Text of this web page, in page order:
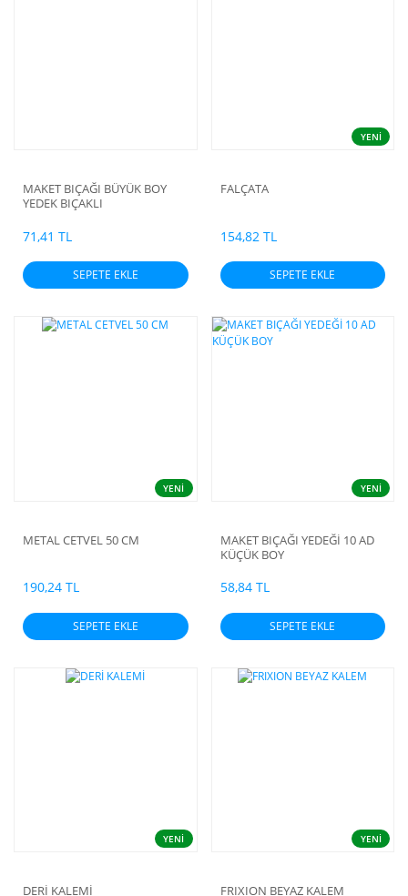
MAKET BIÇAĞI BÜYÜK BOY
YEDEK BIÇAKLI
71,41 TL
SEPETE EKLE
YENİ
FALÇATA
154,82 TL
SEPETE EKLE
YENİ
METAL CETVEL 50 CM
190,24 TL
SEPETE EKLE
YENİ
MAKET BIÇAĞI YEDEĞİ 10 AD
KÜÇÜK BOY
58,84 TL
SEPETE EKLE
YENİ
DERİ KALEMİ
YENİ
FRIXION BEYAZ KALEM